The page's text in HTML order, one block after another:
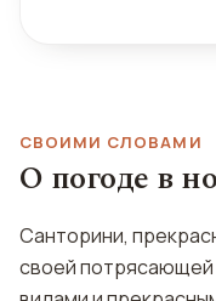
СВОИМИ СЛОВАМИ
О погоде в
Санторини,
своей